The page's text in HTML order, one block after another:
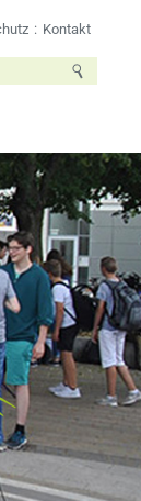
Kontakt